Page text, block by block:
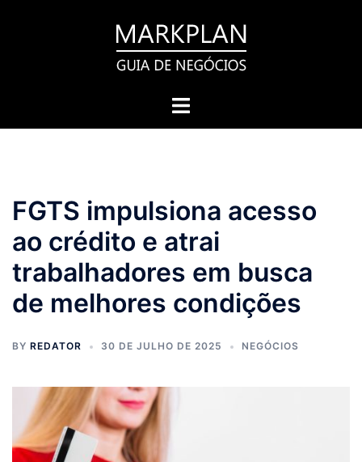
Toggle
FGTS impulsiona acesso
ao crédito e atrai
trabalhadores em busca
de melhores condições
BY REDATOR 30 DE JULHO DE 2025 NEGÓCIOS